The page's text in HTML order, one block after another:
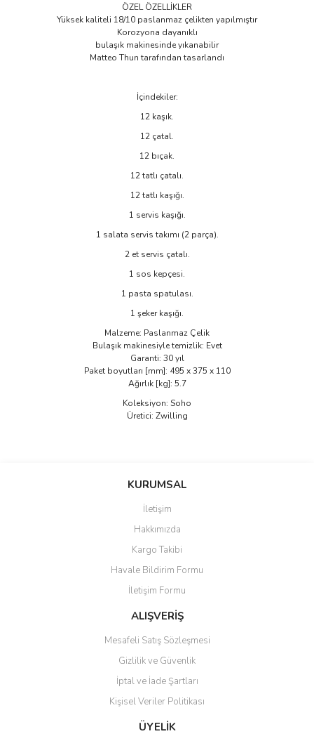
ÖZEL ÖZELLİKLER
Yüksek kaliteli 18/10 paslanmaz çelikten yapılmıştır
Korozyona dayanıklı
bulaşık makinesinde yıkanabilir
Matteo Thun tarafından tasarlandı
İçindekiler:
12 kaşık.
12 çatal.
12 bıçak.
12 tatlı çatalı.
12 tatlı kaşığı.
1 servis kaşığı.
1 salata servis takımı (2 parça).
2 et servis çatalı.
1 sos kepçesi.
1 pasta spatulası.
1 şeker kaşığı.
Malzeme: Paslanmaz Çelik
Bulaşık makinesiyle temizlik: Evet
Garanti: 30 yıl
Paket boyutları [mm]: 495 x 375 x 110
Ağırlık [kg]: 5.7
Koleksiyon: Soho
Üretici: Zwilling
Bu ürüne ilk yorumu siz yapın!
Ürün resmi kalitesiz, bozuk veya görüntülenemiyor.
Ürün açıklamasında eksik bilgiler bulunuyor.
Ürün bilgilerinde hatalar bulunuyor.
Ürün fiyatı diğer sitelerden daha pahalı.
Bu ürüne benzer farklı alternatifler olmalı.
Gönder
KURUMSAL
İletişim
Hakkımızda
Kargo Takibi
Havale Bildirim Formu
İletişim Formu
ALIŞVERİŞ
Mesafeli Satış Sözleşmesi
Gizlilik ve Güvenlik
İptal ve İade Şartları
Kişisel Veriler Politikası
ÜYELİK